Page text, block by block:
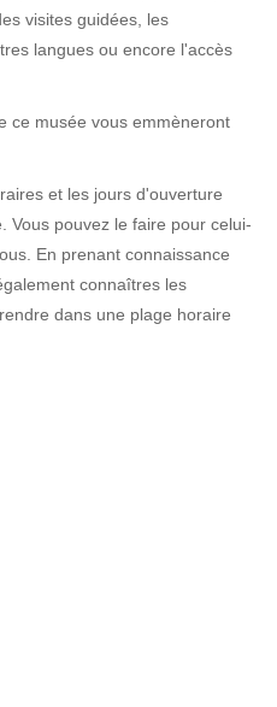
visites guidées, les
langues ou encore l'accès
ce musée vous emmèneront
et les jours d'ouverture
Vous pouvez le faire pour celui-
En prenant connaissance
connaîtres les
dans une plage horaire